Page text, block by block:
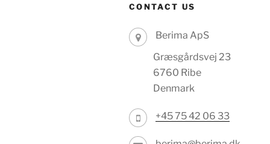
CONTACT US
Berima ApS
Græsgårdsvej 23
6760 Ribe
Denmark
+45 75 42 06 33